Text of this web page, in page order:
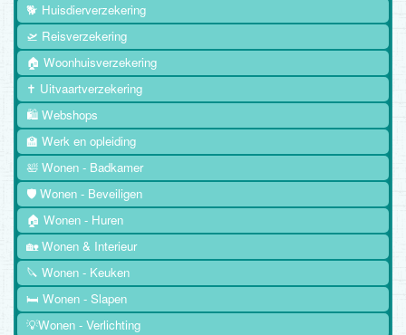
🐕 Huisdierverzekering
🛫 Reisverzekering
🏠 Woonhuisverzekering
✝️ Uitvaartverzekering
🛍️ Webshops
🏫 Werk en opleiding
🛀 Wonen - Badkamer
🛡️ Wonen - Beveiligen
🏠 Wonen - Huren
🏡 Wonen & Interieur
🔪 Wonen - Keuken
🛏️ Wonen - Slapen
💡Wonen - Verlichting